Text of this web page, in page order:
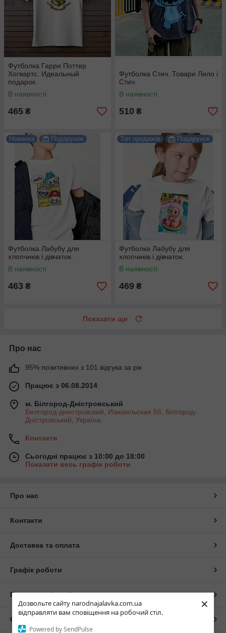
Дозвольте сайту narodnajalavka.com.ua
відправляти вам сповіщення на робочий стіл.
Powered by SendPulse
×
Футболка Гарри Поттер
Хогвартс. Идеальный
подарок.
В наявності
465 ₴
Футболка Стич. Товари Лило і
Стич
В наявності
510 ₴
Новинка Подарунок
Футболка Лабубу для
хлопчиків і дівчаток.
В наявності
463 ₴
Топ продажів Подарунок
Футболка Лабубу для
хлопчиків і дівчаток.
В наявності
469 ₴
Показати ще
Про нас
95% позитивних з 101 відгука за рік
Працює з 06.08.2014
м. Білгород-Дністровський
Белгород-днестровский, Измаильская 56, Білгород-
Дністровський, Україна
Контакти
Сьогодні працює з 10:00 до 18:00
Показати весь графік роботи
Про нас
Контакти
Доставка та оплата
Графік роботи
Повна версія сайту
Сайт створено на маркетплейсі